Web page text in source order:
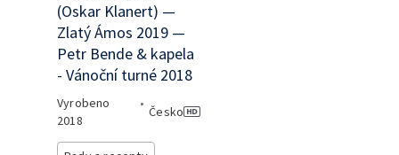
(Oskar Klanert) —
Zlatý Ámos 2019 —
Petr Bende & kapela
- Vánoční turné 2018
Vyrobeno
2018
•
Česko